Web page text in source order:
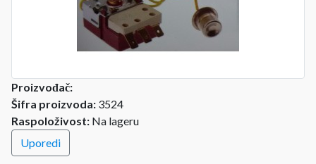
Proizvođač:
Šifra proizvoda: 3524
Raspoloživost: Na lageru
Uporedi